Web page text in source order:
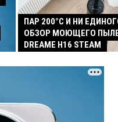
ПАР 200°C И НИ
ОБЗОР МОЮЩЕГО
DREAME H16 STEAM